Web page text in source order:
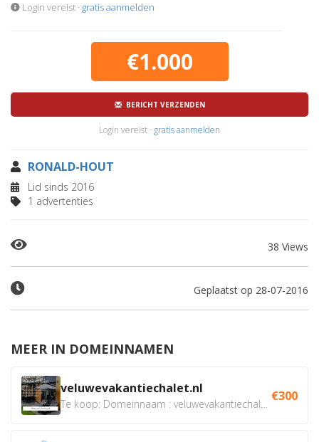
Login vereist · gratis aanmelden
€1.000
BERICHT VERZENDEN
Login vereist · gratis aanmelden
RONALD-HOUT
Lid sinds 2016
1 advertenties
38 Views
Geplaatst op 28-07-2016
MEER IN DOMEINNAMEN
veluwevakantiechalet.nl €300